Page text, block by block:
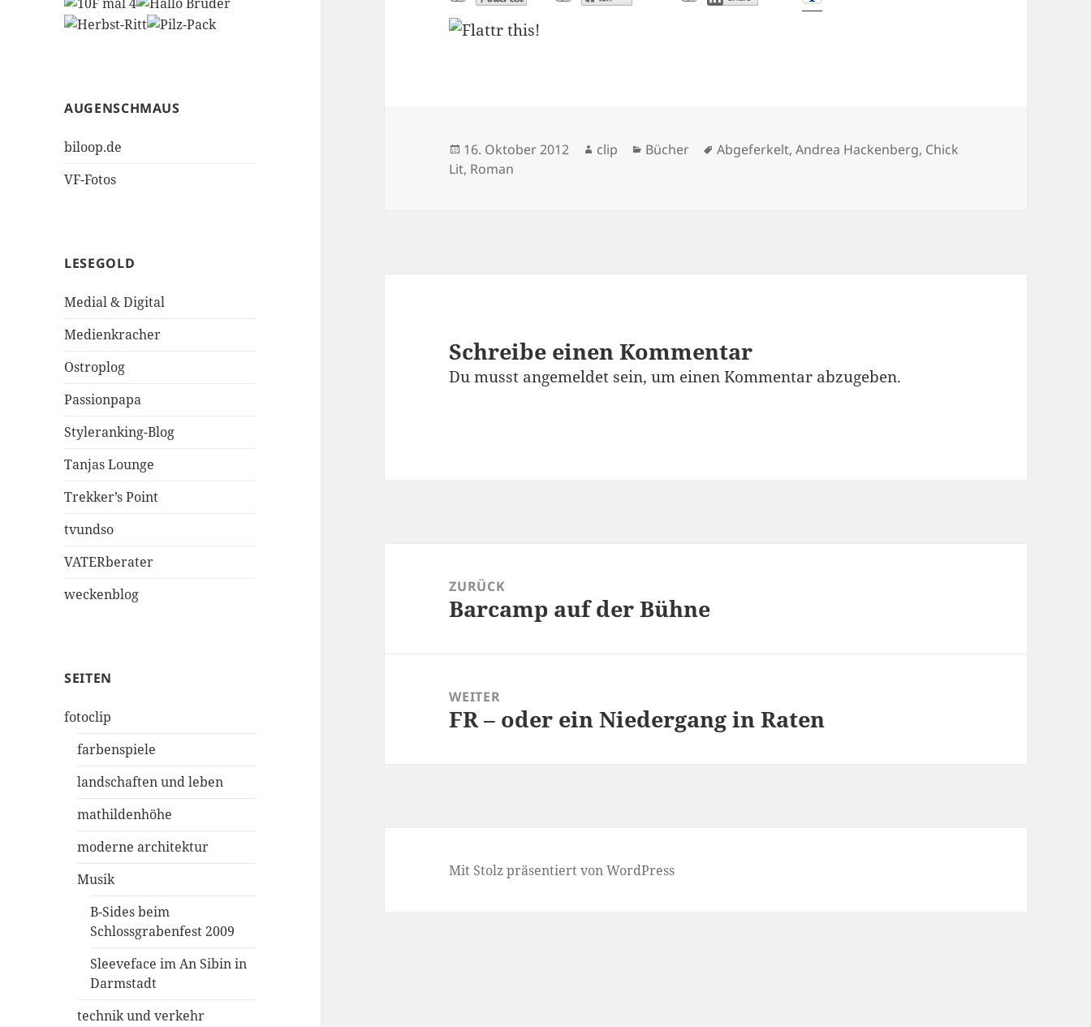
AUGENSCHMAUS
biloop.de
VF-Fotos
LESEGOLD
Medial & Digital
Medienkracher
Ostroplog
Passionpapa
Styleranking-Blog
Tanjas Lounge
Trekker’s Point
tvundso
VATERberater
weckenblog
SEITEN
fotoclip
farbenspiele
landschaften und leben
mathildenhöhe
moderne architektur
Musik
B-Sides beim
Schlossgrabenfest 2009
Sleeveface im An Sibin in
Darmstadt
technik und verkehr
Veröffentlicht
am
16. Oktober 2012 Autor
clip Kategorien
Bücher Schlagwörter
Abgeferkelt,Andrea Hackenberg, Chick
Lit, Roman
Schreibe einen Kommentar
Du musst angemeldet sein, um einen Kommentar abzugeben.
ZURÜCK
Vorheriger
Barcamp auf der Bühne
WEITER
Nächster
FR – oder ein Niedergang in Raten
Mit Stolz präsentiert von WordPress